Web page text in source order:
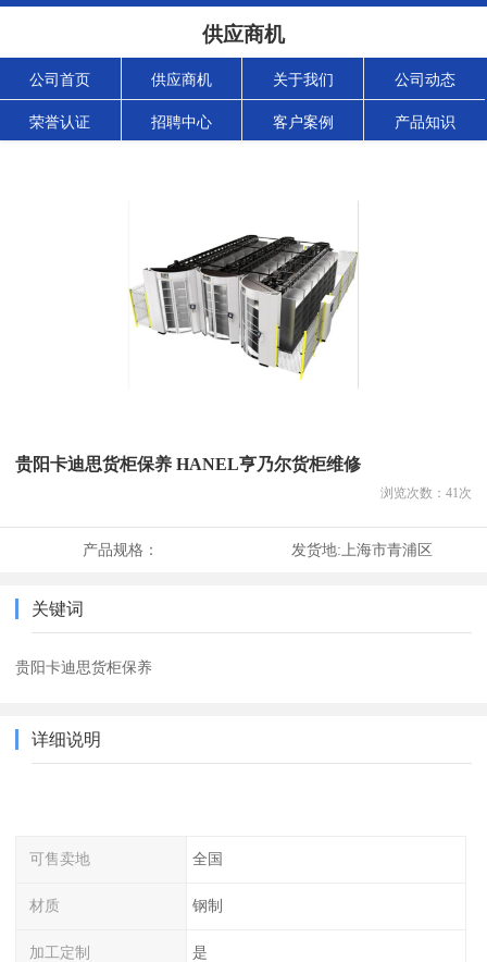
供应商机
公司首页 供应商机 关于我们 公司动态
荣誉认证 招聘中心 客户案例 产品知识
贵阳卡迪思货柜保养 HANEL亨乃尔货柜维修
浏览次数： 41次
产品规格： 发货地: 上海市青浦区
关键词
贵阳卡迪思货柜保养
详细说明
可售卖地 全国
材质 钢制
加工定制 是